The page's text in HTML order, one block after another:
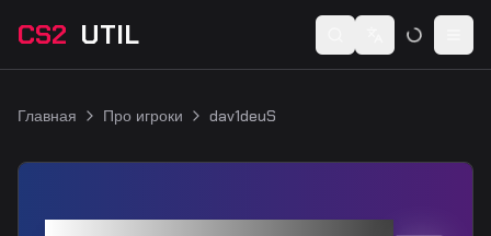
CS2 UTIL Switch language
Главная Про игроки dav1deuS